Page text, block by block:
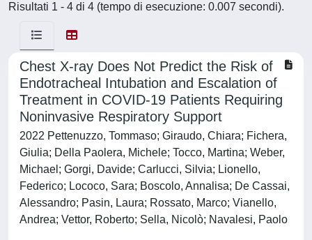
Risultati 1 - 4 di 4 (tempo di esecuzione: 0.007 secondi).
Chest X-ray Does Not Predict the Risk of
Endotracheal Intubation and Escalation of
Treatment in COVID-19 Patients Requiring
Noninvasive Respiratory Support
2022 Pettenuzzo, Tommaso; Giraudo, Chiara; Fichera,
Giulia; Della Paolera, Michele; Tocco, Martina; Weber,
Michael; Gorgi, Davide; Carlucci, Silvia; Lionello,
Federico; Lococo, Sara; Boscolo, Annalisa; De Cassai,
Alessandro; Pasin, Laura; Rossato, Marco; Vianello,
Andrea; Vettor, Roberto; Sella, Nicolò; Navalesi, Paolo